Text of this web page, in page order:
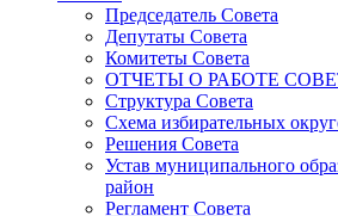
Председатель Совета
Депутаты Совета
Комитеты Совета
ОТЧЕТЫ О РАБОТЕ
Структура Совета
Схема избирательных
Решения Совета
Устав муниципального
район
Регламент Совета